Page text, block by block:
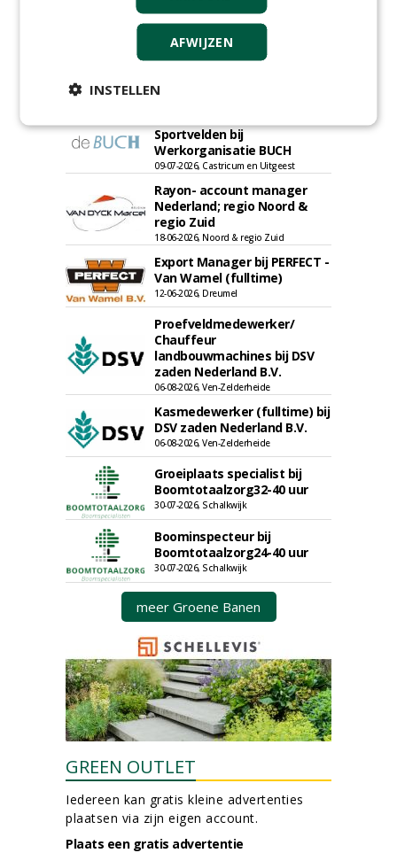
magazijnmedewerker
(fulltime) bij DSV zaden
06-08-2026, Ven Zelderheide
Sportvelden bij
Werkorganisatie BUCH
09-07-2026, Castricum en Uitgeest
Rayon- account manager
Nederland; regio Noord &
regio Zuid
18-06-2026, Noord & regio Zuid
Export Manager bij PERFECT -
Van Wamel (fulltime)
12-06-2026, Dreumel
Proefveldmedewerker/
Chauffeur
landbouwmachines bij DSV
zaden Nederland B.V.
06-08-2026, Ven-Zelderheide
Kasmedewerker (fulltime) bij
DSV zaden Nederland B.V.
06-08-2026, Ven-Zelderheide
Groeiplaats specialist bij
Boomtotaalzorg32-40 uur
30-07-2026, Schalkwijk
Boominspecteur bij
Boomtotaalzorg24-40 uur
30-07-2026, Schalkwijk
meer Groene Banen
GREEN OUTLET
Iedereen kan gratis kleine advertenties
plaatsen via zijn eigen account.
Plaats een gratis advertentie
AFWIJZEN
INSTELLEN